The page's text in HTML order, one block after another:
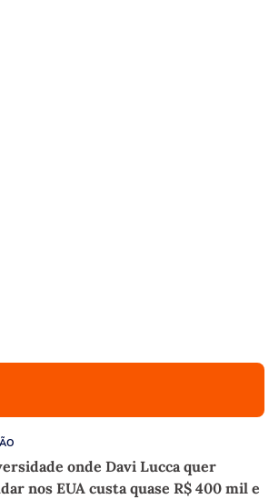
onde Davi Lucca quer
nos EUA custa quase R$ 400 mil e